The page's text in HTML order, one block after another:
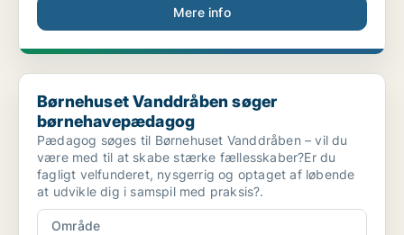
Mere info
Børnehuset Vanddråben søger børnehavepædagog
Børnehuset Vanddråben søger
børnehavepædagog
Pædagog søges til Børnehuset Vanddråben – vil du
være med til at skabe stærke fællesskaber?Er du
fagligt velfunderet, nysgerrig og optaget af løbende
at udvikle dig i samspil med praksis?.
Område